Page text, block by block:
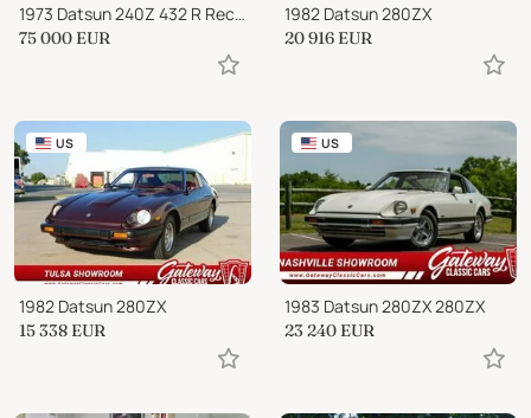
1973 Datsun 240Z 432 R Recreation
75 000 EUR
1982 Datsun 280ZX
20 916 EUR
US
1982 Datsun 280ZX
15 338 EUR
US
1983 Datsun 280ZX 280ZX
23 240 EUR